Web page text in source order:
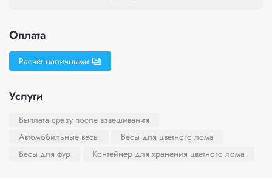
Оплата
Расчёт наличными
Услуги
Выплата сразу после взвешивания
Автомобильные весы
Весы для цветного лома
Весы для фур
Контейнер для хранения цветного лома